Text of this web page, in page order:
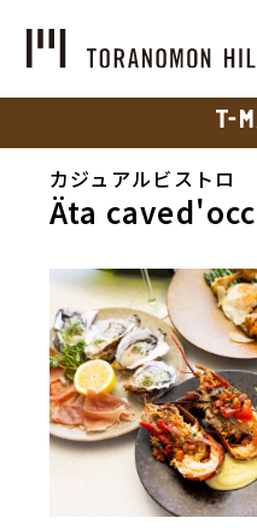
カジュアルビストロ
Äta